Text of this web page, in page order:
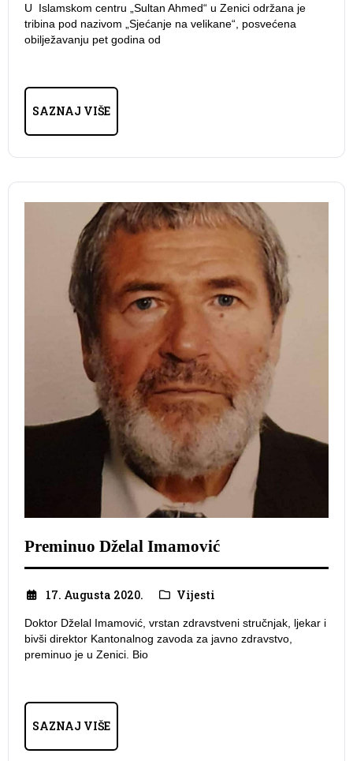
U Islamskom centru „Sultan Ahmed“ u Zenici održana je
tribina pod nazivom „Sjećanje na velikane“, posvećena
obilježavanju pet godina od
SAZNAJ VIŠE
Preminuo Dželal Imamović
17. Augusta 2020. Vijesti
Doktor Dželal Imamović, vrstan zdravstveni stručnjak, ljekar i
bivši direktor Kantonalnog zavoda za javno zdravstvo,
preminuo je u Zenici. Bio
SAZNAJ VIŠE